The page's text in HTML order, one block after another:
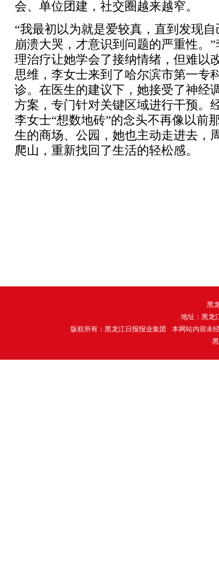
会、单位团建，社交圈越来越窄。
“我最初以为就是爱较真，直到发现
崩溃大哭，才意识到问题的严重性。
理治疗让她学会了接纳情绪，但难以
思维，李女士来到了哈尔滨市第一专
诊。在医生的建议下，她接受了神经
方案，专门针对关键区域进行干预。
李女士“想数地砖”的念头不再像以前
生的商场、公园，她也主动走进去，
爬山，重新找回了生活的轻松感。
黑
地址：黑龙
版权所有：黑龙江日报报业集团 本网站内容未